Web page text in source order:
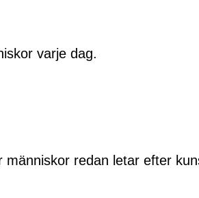
varje dag.
redan letar efter